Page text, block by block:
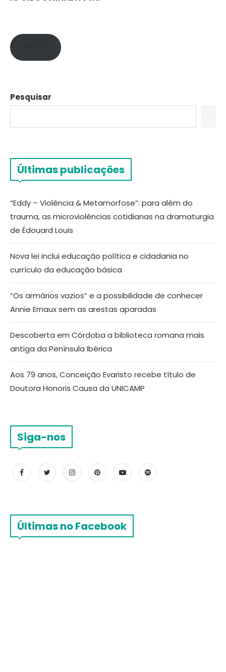
Pesquisar
Últimas publicações
“Eddy – Violência & Metamorfose”: para além do
trauma, as microviolências cotidianas na dramaturgia
de Édouard Louis
Nova lei inclui educação política e cidadania no
currículo da educação básica
“Os armários vazios” e a possibilidade de conhecer
Annie Ernaux sem as arestas aparadas
Descoberta em Córdoba a biblioteca romana mais
antiga da Península Ibérica
Aos 79 anos, Conceição Evaristo recebe título de
Doutora Honoris Causa da UNICAMP
Siga-nos
Últimas no Facebook